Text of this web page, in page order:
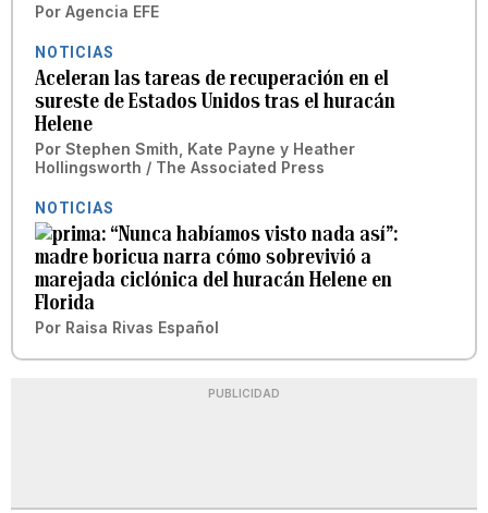
Por Agencia EFE
NOTICIAS
Aceleran las tareas de recuperación en el
sureste de Estados Unidos tras el huracán
Helene
Por Stephen Smith, Kate Payne y Heather
Hollingsworth / The Associated Press
NOTICIAS
“Nunca habíamos visto nada así”:
madre boricua narra cómo sobrevivió a
marejada ciclónica del huracán Helene en
Florida
Por Raisa Rivas Español
PUBLICIDAD